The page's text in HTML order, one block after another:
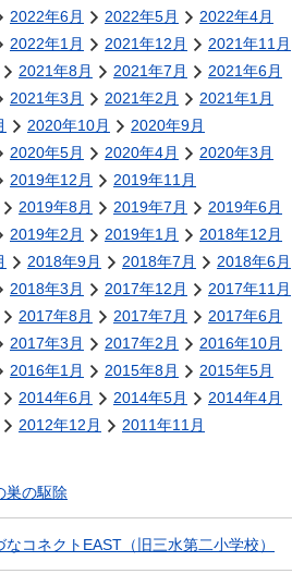
2022年6月 2022年5月
2022年4月
2022年1月 2021年12月
2021年11月
2021年8月 2021年7月
2021年6月
2021年3月 2021年2月
2021年1月
2020年10月
2020年9月
2020年5月 2020年4月
2020年3月
2019年12月
2019年11月
2019年8月 2019年7月
2019年6月
2019年2月 2019年1月
2018年12月
2018年9月 2018年7月
2018年6月
2018年3月 2017年12月
2017年11月
2017年8月 2017年7月
2017年6月
2017年3月 2017年2月
2016年10月
2016年1月 2015年8月
2015年5月
2014年6月 2014年5月
2014年4月
2012年12月
2011年11月
巣の駆除
なコネクトEAST（旧三水第二小学校）